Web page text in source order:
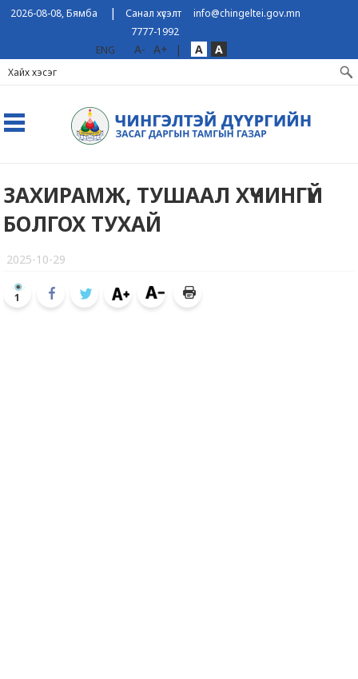
2026-08-08, Бямба | Санал хүсэлт
info@chingeltei.gov.mn
7777-1992
ENG
A- A+ | A A
ЗАХИРАМЖ, ТУШААЛ ХҮЧИНГҮЙ
БОЛГОХ ТУХАЙ
2025-10-29
1